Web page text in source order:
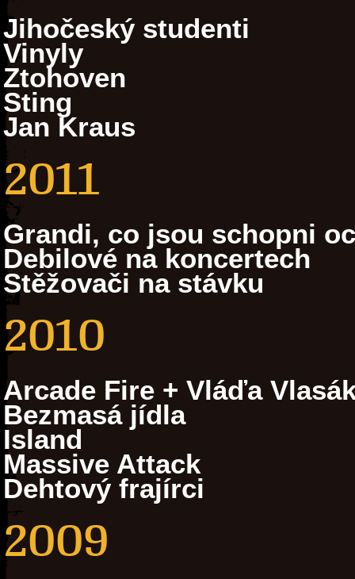
Jihočeský studenti
Vinyly
Ztohoven
Sting
Jan Kraus
2011
Grandi, co jsou schopni
Debilové na koncertech
Stěžovači na stávku
2010
Arcade Fire + Vláďa
Bezmasá jídla
Island
Massive Attack
Dehtový frajírci
2009